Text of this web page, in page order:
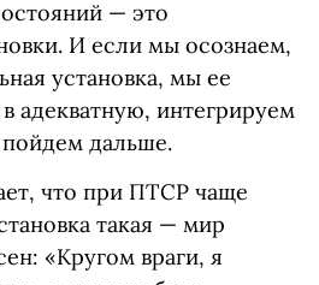
— это
И если мы осознаем,
установка, мы ее
адекватную, интегрируем
дальше.
что при ПТСР чаще
такая — мир
«Кругом враги, я